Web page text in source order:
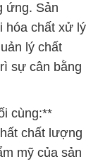
ứng. Sản
hóa chất xử lý
lý chất
sự cân bằng
cùng:**
chất lượng
mỹ của sản